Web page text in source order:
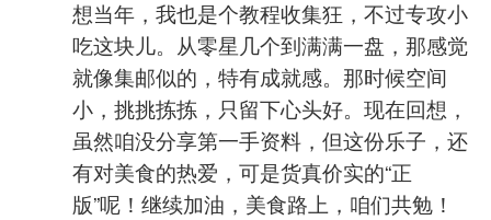
想当年，我也是个教程收集狂，不过专攻小
吃这块儿。从零星几个到满满一盘，那感觉
就像集邮似的，特有成就感。那时候空间
小，挑挑拣拣，只留下心头好。现在回想，
虽然咱没分享第一手资料，但这份乐子，还
有对美食的热爱，可是货真价实的“正
版”呢！继续加油，美食路上，咱们共勉！